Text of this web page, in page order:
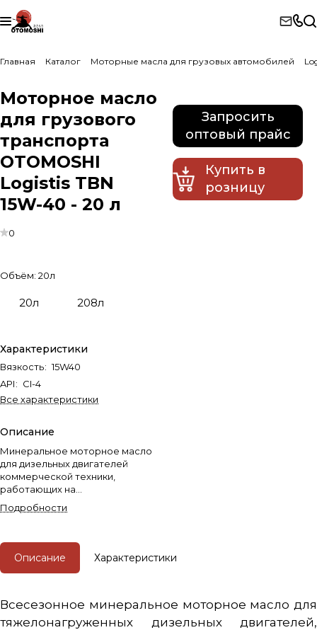
Главная Каталог Моторные масла для грузовых автомобилей
Моторное масло
для грузового
транспорта
OTOMOSHI
Logistis TBN
15W-40 - 20 л
0
Объём: 20л
20л 208л
Характеристики
Вязкость: 15W40
API: CI-4
Все характеристики
Описание
Минеральное моторное масло
для дизельных двигателей
коммерческой техники,
работающих на
высокосернистом топливе.
Подробности
Запросить
оптовый прайс
Купить в
розницу
Описание Характеристики
Всесезонное минеральное моторное масло для
тяжелонагруженных дизельных двигателей,